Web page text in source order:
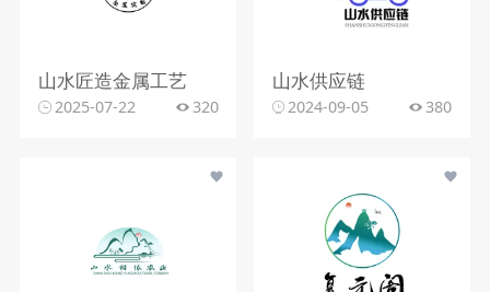
山水匠造金属工艺
2025-07-22 320
山水供应链
2024-09-05 380